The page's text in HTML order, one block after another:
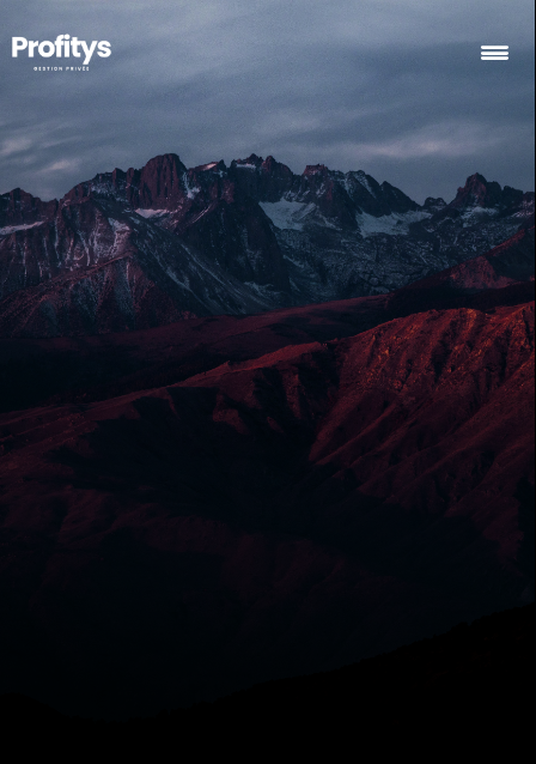
Nos expertises
Nos services & solutions
Ressources
Calculette d'épargne
Contact